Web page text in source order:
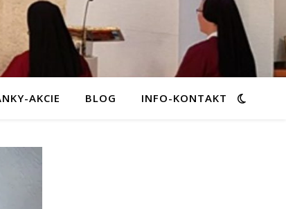
AKCIE BLOG INFO-KONTAKT